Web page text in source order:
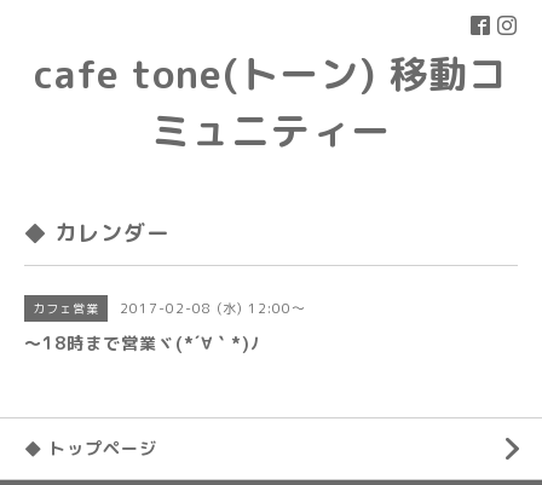
cafe tone(トーン) 移動コ
ミュニティー
◆ カレンダー
カフェ営業 2017-02-08 (水) 12:00～
〜18時まで営業ヾ(*´∀｀*)ﾉ
◆ トップページ